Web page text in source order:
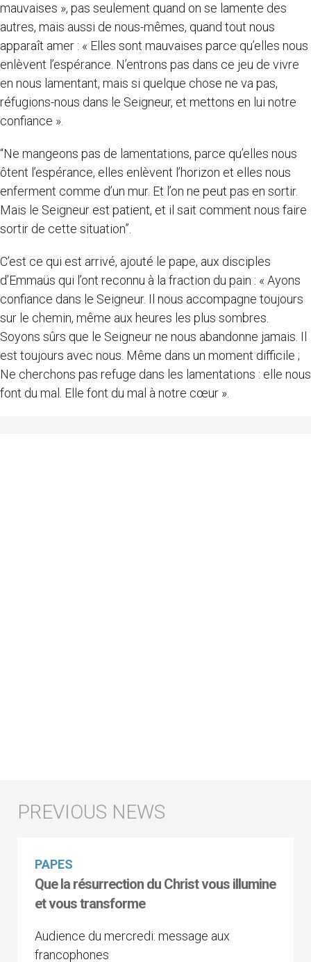
mauvaises », pas seulement quand on se lamente des
autres, mais aussi de nous-mêmes, quand tout nous
apparaît amer : « Elles sont mauvaises parce qu’elles nous
enlèvent l’espérance. N’entrons pas dans ce jeu de vivre
en nous lamentant, mais si quelque chose ne va pas,
réfugions-nous dans le Seigneur, et mettons en lui notre
confiance ».
“Ne mangeons pas de lamentations, parce qu’elles nous
ôtent l’espérance, elles enlèvent l’horizon et elles nous
enferment comme d’un mur. Et l’on ne peut pas en sortir.
Mais le Seigneur est patient, et il sait comment nous faire
sortir de cette situation”.
C’est ce qui est arrivé, ajouté le pape, aux disciples
d’Emmaüs qui l’ont reconnu à la fraction du pain : « Ayons
confiance dans le Seigneur. Il nous accompagne toujours
sur le chemin, même aux heures les plus sombres.
Soyons sûrs que le Seigneur ne nous abandonne jamais. Il
est toujours avec nous. Même dans un moment difficile ;
Ne cherchons pas refuge dans les lamentations : elle nous
font du mal. Elle font du mal à notre cœur ».
PAPES
Que la résurrection du Christ vous illumine
et vous transforme
Audience du mercredi: message aux
francophones